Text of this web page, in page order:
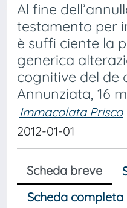
Al fine
testamento per
è suffi ciente la
generica
cognitive del de
Annunziata, 16
Immacolata Prisco
2012-01-01
Scheda breve
Scheda completa